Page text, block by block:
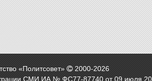
«Политсовет» 2000-2026
СМИ ИА № ФС77-87740 от 09 июля